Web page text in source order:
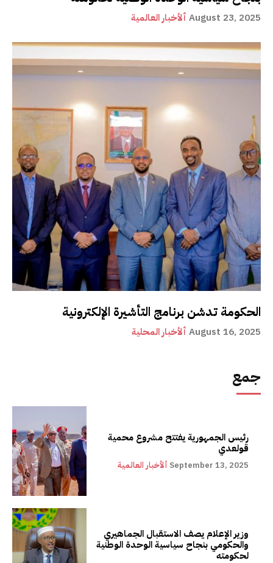
ألأخبار العالمية August 23, 2025
الحكومة تدشن برنامج التأشيرة الإلكترونية
ألأخبار المحلية August 16, 2025
جمع
رئيس الجمهورية يفتتح مشروع محمية
قولعدي
ألأخبار العالمية September 13, 2025
وزير الإعلام يصف الاستقبال الجماهيري
والحكومي بنجاح سياسية الوحدة الوطنية
لحكومته